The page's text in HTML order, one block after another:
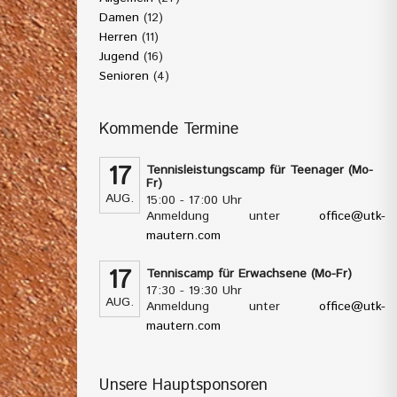
Damen (12)
Herren (11)
Jugend (16)
Senioren (4)
Kommende Termine
17
AUG.
Tennisleistungscamp für Teenager (Mo-
Fr)
15:00 - 17:00 Uhr
Anmeldung unter office@utk-
mautern.com
17
AUG.
Tenniscamp für Erwachsene (Mo-Fr)
17:30 - 19:30 Uhr
Anmeldung unter office@utk-
mautern.com
Unsere Hauptsponsoren